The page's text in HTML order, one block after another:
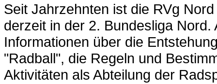
Seit Jahrzehnten ist die RVg
derzeit in der 2. Bundesliga
Informationen über die
"Radball", die Regeln und
Aktivitäten als Abteilung der